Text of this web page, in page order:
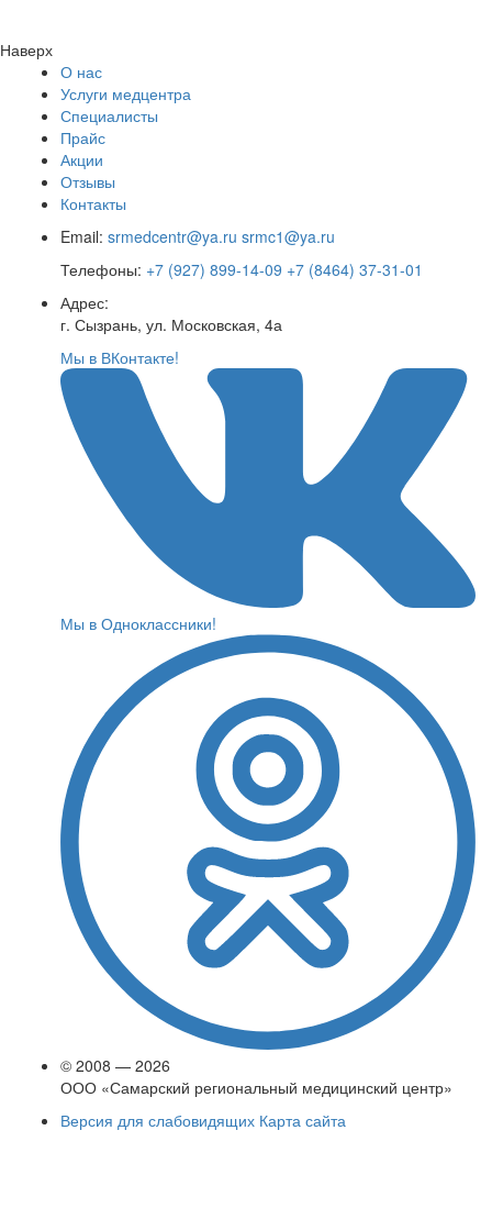
Наверх
О нас
Услуги медцентра
Специалисты
Прайс
Акции
Отзывы
Контакты
Email: srmedcentr@ya.ru srmc1@ya.ru
Телефоны: +7 (927) 899-14-09 +7 (8464) 37-31-01
Адрес:
г. Сызрань, ул. Московская, 4а
Мы в ВКонтакте!
Мы в Одноклассники!
© 2008 — 2026
ООО «Самарский региональный медицинский центр»
Версия для слабовидящих Карта сайта